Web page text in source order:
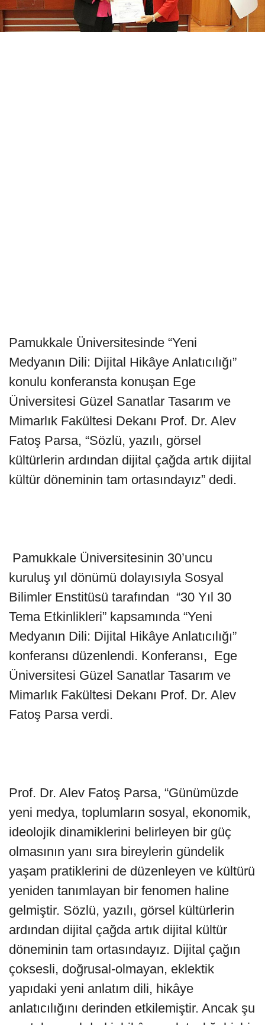
Pamukkale Üniversitesinde “Yeni
Medyanın Dili: Dijital Hikâye Anlatıcılığı”
konulu konferansta konuşan Ege
Üniversitesi Güzel Sanatlar Tasarım ve
Mimarlık Fakültesi Dekanı Prof. Dr. Alev
Fatoş Parsa, “Sözlü, yazılı, görsel
kültürlerin ardından dijital çağda artık dijital
kültür döneminin tam ortasındayız” dedi.
Pamukkale Üniversitesinin 30’uncu
kuruluş yıl dönümü dolayısıyla Sosyal
Bilimler Enstitüsü tarafından “30 Yıl 30
Tema Etkinlikleri” kapsamında “Yeni
Medyanın Dili: Dijital Hikâye Anlatıcılığı”
konferansı düzenlendi. Konferansı, Ege
Üniversitesi Güzel Sanatlar Tasarım ve
Mimarlık Fakültesi Dekanı Prof. Dr. Alev
Fatoş Parsa verdi.
Prof. Dr. Alev Fatoş Parsa, “Günümüzde
yeni medya, toplumların sosyal, ekonomik,
ideolojik dinamiklerini belirleyen bir güç
olmasının yanı sıra bireylerin gündelik
yaşam pratiklerini de düzenleyen ve kültürü
yeniden tanımlayan bir fenomen haline
gelmiştir. Sözlü, yazılı, görsel kültürlerin
ardından dijital çağda artık dijital kültür
döneminin tam ortasındayız. Dijital çağın
çoksesli, doğrusal-olmayan, eklektik
yapıdaki yeni anlatım dili, hikâye
anlatıcılığını derinden etkilemiştir. Ancak şu